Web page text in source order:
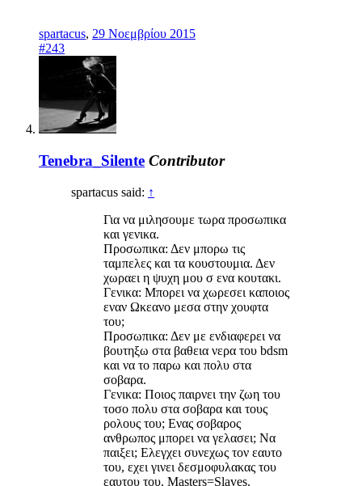
spartacus, 29 Νοεμβρίου 2015
#243
Tenebra_Silente Contributor
spartacus said: ↑
Για να μιλησουμε τωρα προσωπικα
και γενικα.
Προσωπικα: Δεν μπορω τις
ταμπελες και τα κουστουμια. Δεν
χωραει η ψυχη μου σ ενα κουτακι.
Γενικα: Μπορει να χωρεσει καποιος
εναν Ωκεανο μεσα στην χουφτα
του;
Προσωπικα: Δεν με ενδιαφερει να
βουτηξω στα βαθεια νερα του bdsm
και να το παρω και πολυ στα
σοβαρα.
Γενικα: Ποιος παιρνει την ζωη του
τοσο πολυ στα σοβαρα και τους
ρολους του; Ενας σοβαρος
ανθρωπος μπορει να γελασει; Να
παιξει; Ελεγχει συνεχως τον εαυτο
του, εχει γινει δεσμοφυλακας του
εαυτου του. Μasters=Slaves.